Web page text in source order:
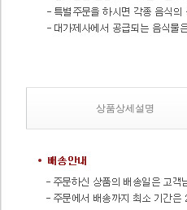
상품상세설명